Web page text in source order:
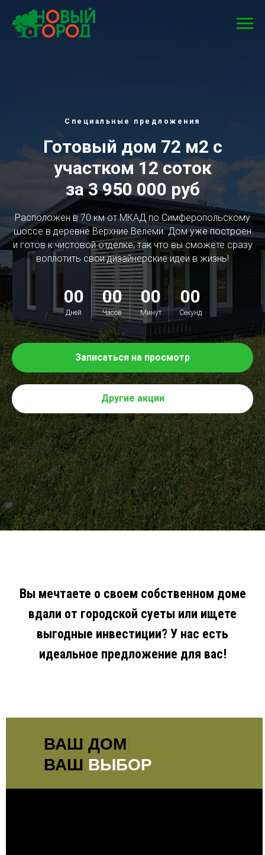
Специальные предложения
Готовый дом 72 м2 с
участком 12 соток
за 3 950 000 руб
Расположен в 70 км от МКАД по Симферопольскому
шоссе в деревне Верхние Велеми. Дом уже построен
и готов к чистовой отделке, так что вы сможете сразу
воплотить свои дизайнерские идеи в жизнь!
00
Дней
00
Часов
00
Минут
00
Секунд
Записаться на просмотр
Другие акции
Вы мечтаете о своем собственном доме
вдали от городской суеты или ищете
выгодные инвестиции? У нас есть
идеальное предложение для вас!
|
ВАШ ВЫБОР